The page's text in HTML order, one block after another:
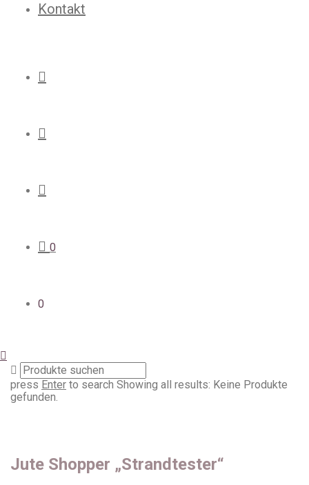
Kontakt
0
0
press Enter to search Showing all results: Keine Produkte
gefunden.
Jute Shopper „Strandtester“